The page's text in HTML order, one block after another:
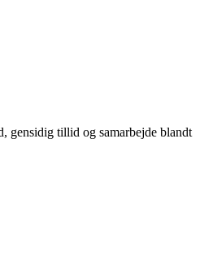
gensidig tillid og samarbejde blandt